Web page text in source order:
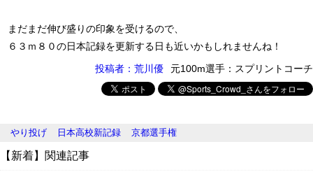
まだまだ伸び盛りの印象を受けるので、
６３ｍ８０の日本記録を更新する日も近いかもしれませんね！
投稿者：荒川優
元100m選手：スプリントコーチ
やり投げ 日本高校新記録 京都選手権
【新着】関連記事